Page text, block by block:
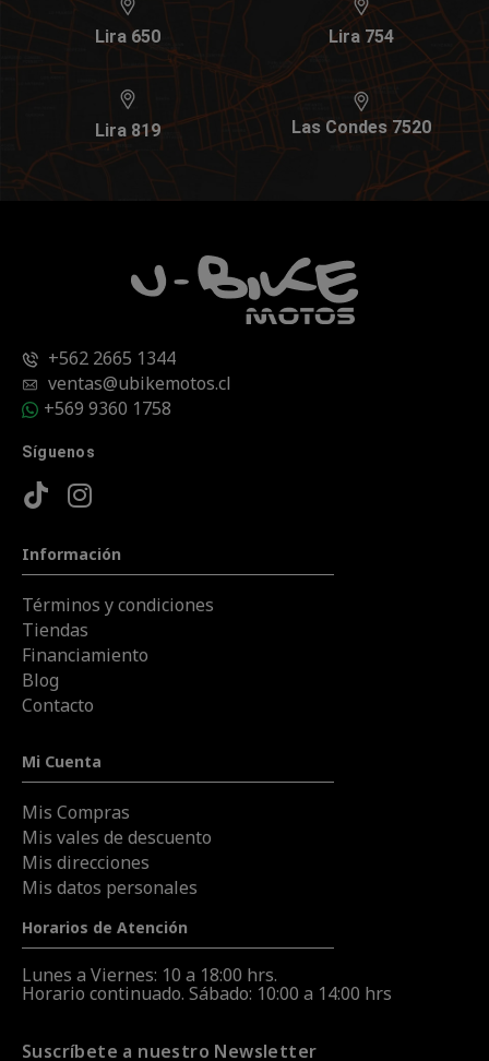
Lira 650 Lira 754
Lira 819 Las Condes 7520
+562 2665 1344
ventas@ubikemotos.cl
+569 9360 1758
Síguenos
Información
Términos y condiciones
Tiendas
Financiamiento
Blog
Contacto
Mi Cuenta
Mis Compras
Mis vales de descuento
Mis direcciones
Mis datos personales
Horarios de Atención
Lunes a Viernes: 10 a 18:00 hrs.
Horario continuado. Sábado: 10:00 a 14:00 hrs
Suscríbete a nuestro Newsletter